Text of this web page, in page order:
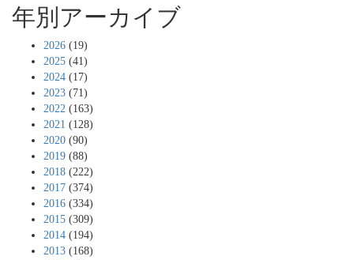
年別アーカイブ
2026 (19)
2025 (41)
2024 (17)
2023 (71)
2022 (163)
2021 (128)
2020 (90)
2019 (88)
2018 (222)
2017 (374)
2016 (334)
2015 (309)
2014 (194)
2013 (168)